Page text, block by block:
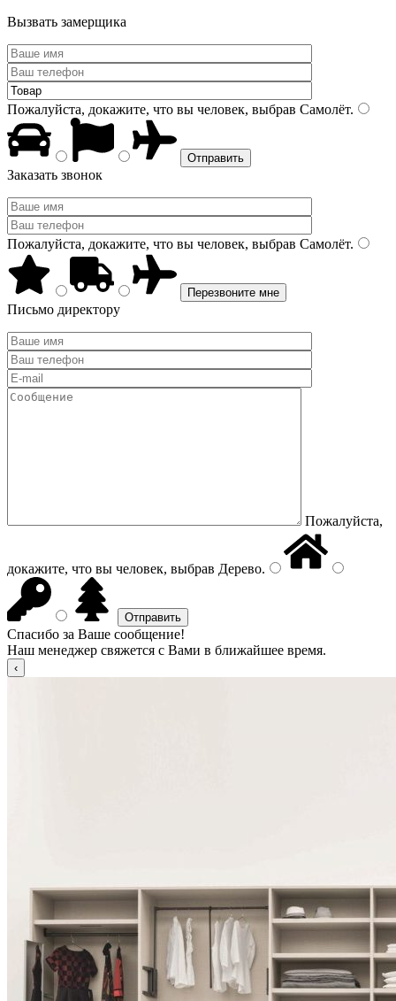
Вызвать замерщика
Пожалуйста, докажите, что вы человек, выбрав Самолёт.
Заказать звонок
Пожалуйста, докажите, что вы человек, выбрав Самолёт.
Письмо директору
Пожалуйста,
докажите, что вы человек, выбрав Дерево.
Спасибо за Ваше сообщение!
Наш менеджер свяжется с Вами в ближайшее время.